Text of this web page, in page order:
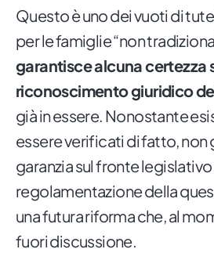
Questo è uno dei vuoti di
per le famiglie “non
garantisce alcuna certezza
riconoscimento giuridico
già in essere. Nonostante
essere verificati di fatto, non
garanzia sul fronte legislativo
regolamentazione della
una futura riforma che, al
fuori discussione.